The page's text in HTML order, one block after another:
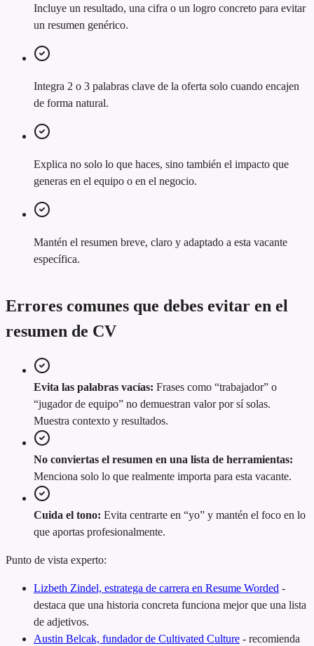
Incluye un resultado, una cifra o un logro concreto para evitar
un resumen genérico.
Integra 2 o 3 palabras clave de la oferta solo cuando encajen
de forma natural.
Explica no solo lo que haces, sino también el impacto que
generas en el equipo o en el negocio.
Mantén el resumen breve, claro y adaptado a esta vacante
específica.
Errores comunes que debes evitar en el
resumen de CV
Evita las palabras vacías: Frases como “trabajador” o
“jugador de equipo” no demuestran valor por sí solas.
Muestra contexto y resultados.
No conviertas el resumen en una lista de herramientas:
Menciona solo lo que realmente importa para esta vacante.
Cuida el tono: Evita centrarte en “yo” y mantén el foco en lo
que aportas profesionalmente.
Punto de vista experto:
Lizbeth Zindel, estratega de carrera en Resume Worded -
destaca que una historia concreta funciona mejor que una lista
de adjetivos.
Austin Belcak, fundador de Cultivated Culture - recomienda